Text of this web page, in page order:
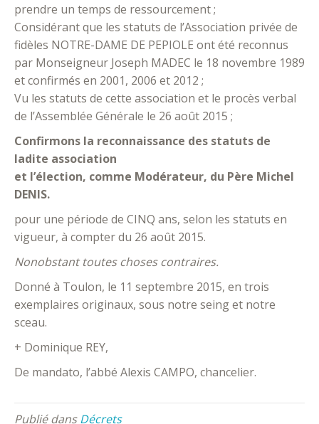
prendre un temps de ressourcement ;
Considérant que les statuts de l’Association privée de
fidèles NOTRE-DAME DE PEPIOLE ont été reconnus
par Monseigneur Joseph MADEC le 18 novembre 1989
et confirmés en 2001, 2006 et 2012 ;
Vu les statuts de cette association et le procès verbal
de l’Assemblée Générale le 26 août 2015 ;
Confirmons la reconnaissance des statuts de
ladite association
et l’élection, comme Modérateur, du Père Michel
DENIS.
pour une période de CINQ ans, selon les statuts en
vigueur, à compter du 26 août 2015.
Nonobstant toutes choses contraires.
Donné à Toulon, le 11 septembre 2015, en trois
exemplaires originaux, sous notre seing et notre
sceau.
+ Dominique REY,
De mandato, l’abbé Alexis CAMPO, chancelier.
Publié dansDécrets